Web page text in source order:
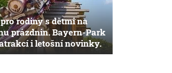
rodiny s dětmi na
prázdnin. Bayern-Park
i letošní novinky.